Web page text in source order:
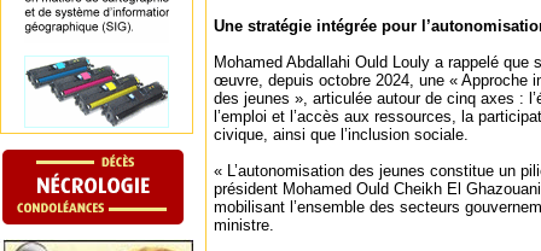
Une stratégie intégrée pour
Mohamed Abdallahi Ould Louly a rappelé que
œuvre, depuis octobre 2024, une « Approche
des jeunes », articulée autour de cinq axes :
l’emploi et l’accès aux ressources, la
civique, ainsi que l’inclusion sociale.
« L’autonomisation des jeunes constitue un
président Mohamed Ould Cheikh El
mobilisant l’ensemble des secteurs
ministre.